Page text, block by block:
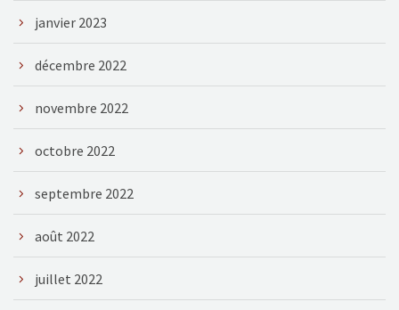
janvier 2023
décembre 2022
novembre 2022
octobre 2022
septembre 2022
août 2022
juillet 2022